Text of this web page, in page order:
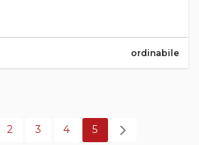
ordinabile
2 3 4 5